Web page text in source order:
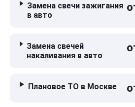
Замена свечи зажигания
в авто
Замена свечей
накаливания в авто
Плановое ТО в Москве